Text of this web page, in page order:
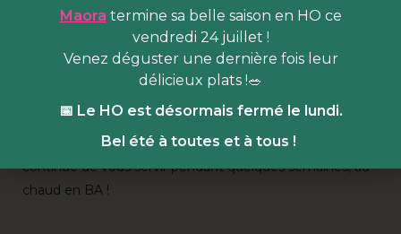
court haut en saveurs et bas en carbone. Venez y
déguster les spécialités de nos 3 chefs·fes résidents·es
burgers et plats 100% végans
Cantine familiale méditerranéenne
Cuisine fusion afro-caribéenne
Psst : pour les plus frileux.ses l’IZAKAYA by Just Ramen
continue de vous servir pendant quelques semaines, au
chaud en BA !
Maora termine sa belle saison en HO ce
vendredi 24 juillet !
Venez déguster une dernière fois leur
délicieux plats !🥗
📅 Le HO est désormais fermé le lundi.
Bel été à toutes et à tous !